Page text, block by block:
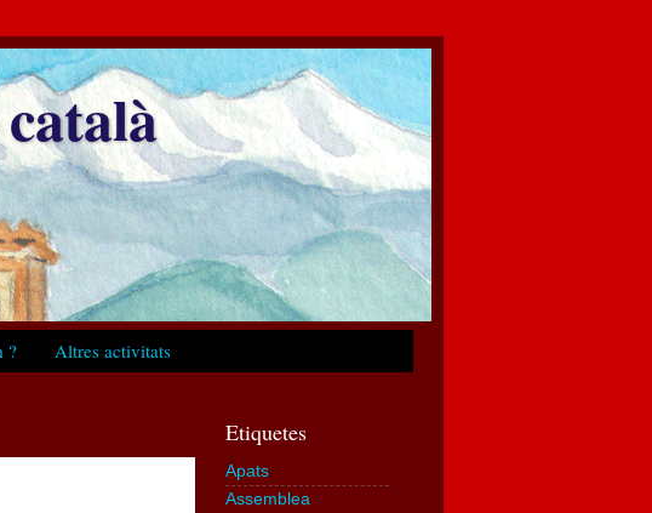
? Altres activitats
Etiquetes
Apats
Assemblea